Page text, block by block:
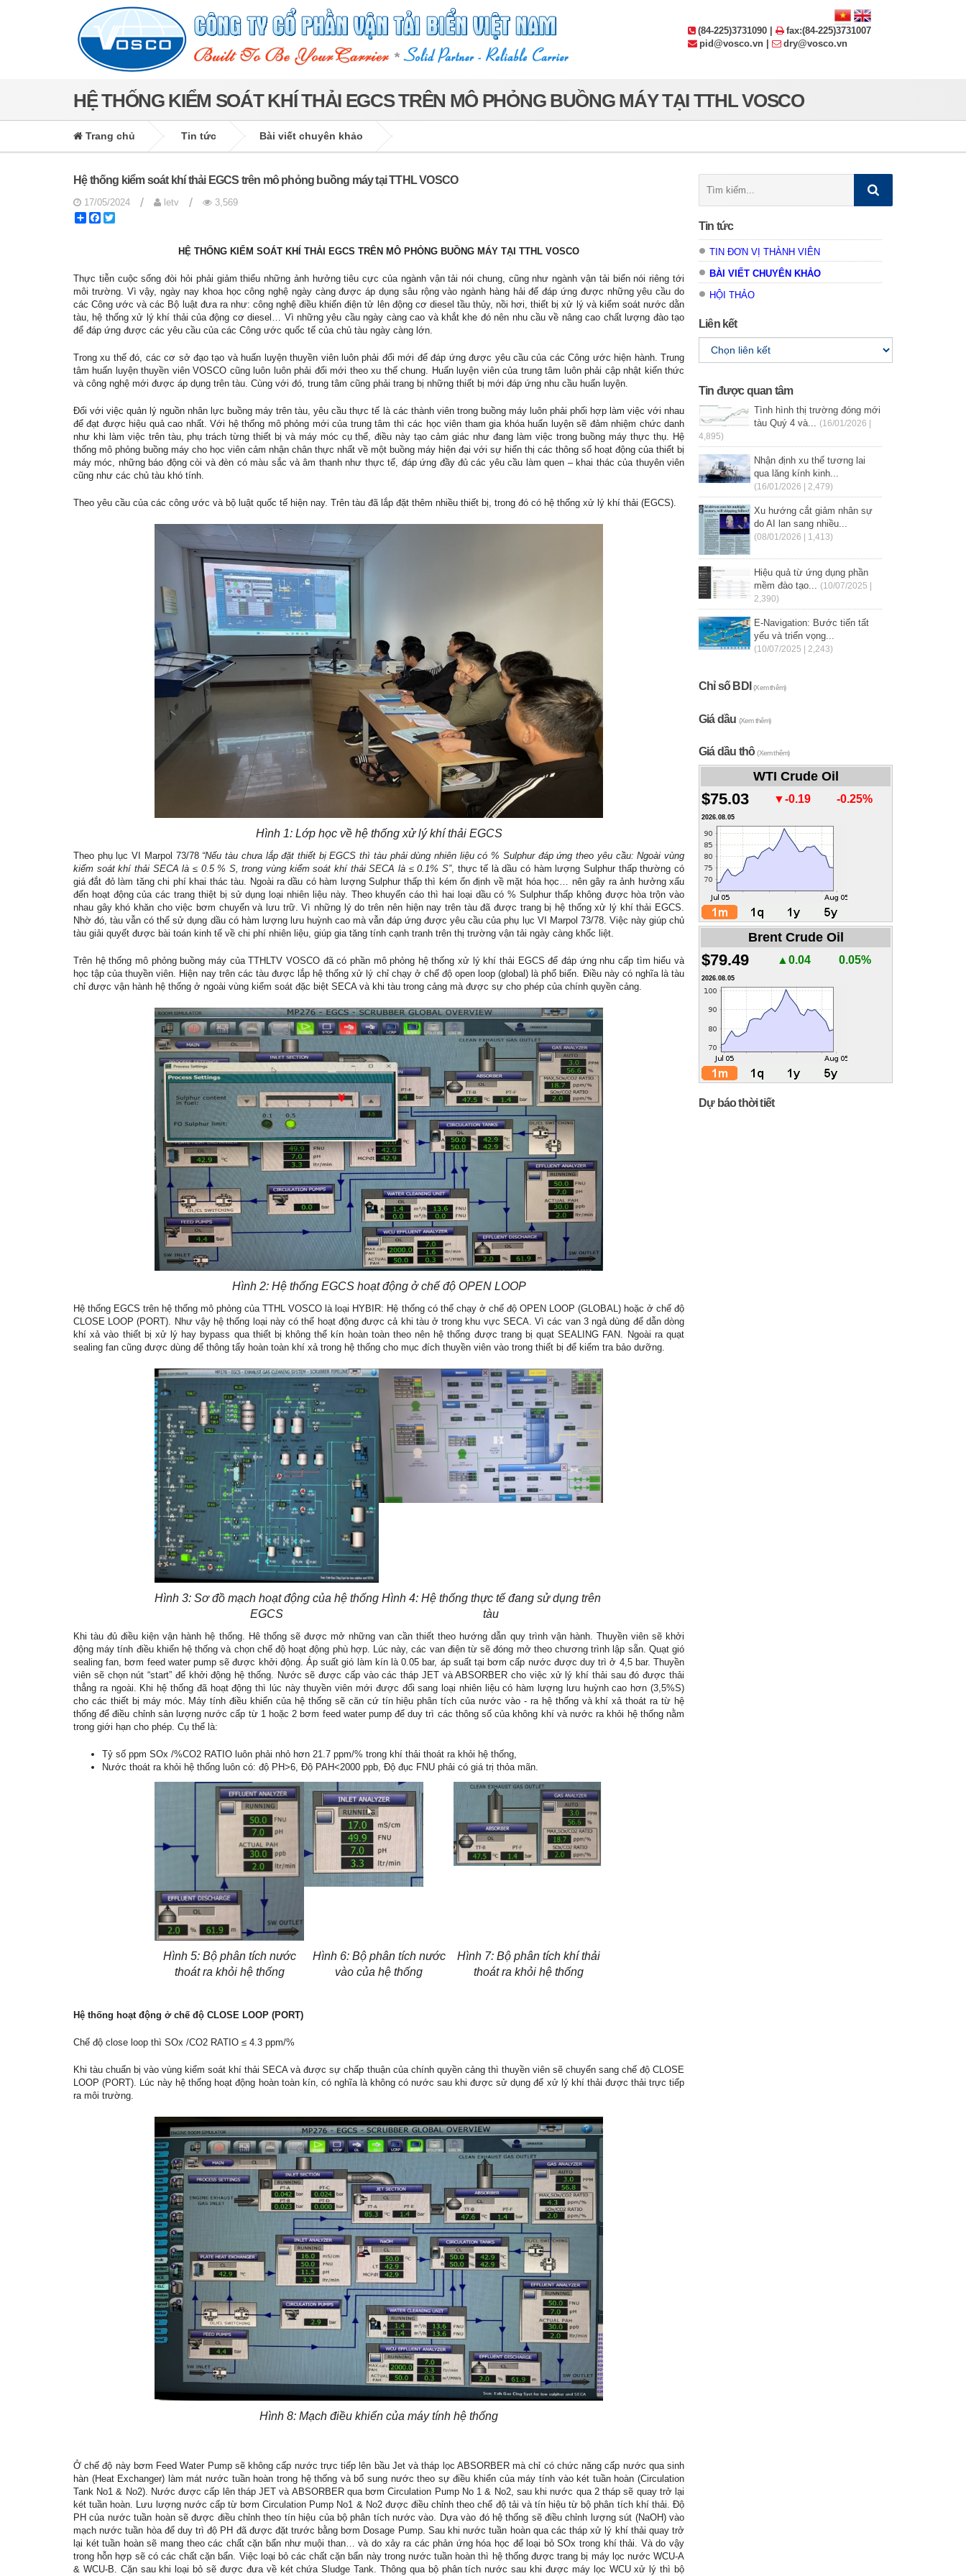
(84-225)3731090 |
fax:(84-225)3731007
pid@vosco.vn |
dry@vosco.vn
HỆ THỐNG KIỂM SOÁT KHÍ THẢI EGCS TRÊN MÔ PHỎNG BUỒNG MÁY TẠI TTHL VOSCO
Trang chủ Tin tức Bài viết chuyên khảo
Hệ thống kiểm soát khí thải EGCS trên mô phỏng buồng máy tại TTHL VOSCO
17/05/2024 / letv /
3,569
ShareFacebook
HỆ THỐNG KIỂM SOÁT KHÍ THẢI EGCS TRÊN MÔ PHỎNG BUỒNG MÁY TẠI TTHL VOSCO
Thực tiễn cuộc sống đòi hỏi phải giảm thiểu những ảnh hưởng tiêu cực của ngành vận tải nói chung, cũng như ngành vận tải biển nói riêng tới
môi trường. Vì vậy, ngày nay khoa học công nghệ ngày càng được áp dụng sâu rộng vào ngành hàng hải để đáp ứng được những yêu cầu do
các Công ước và các Bộ luật đưa ra như: công nghệ điều khiển điện tử lên động cơ diesel tầu thủy, nồi hơi, thiết bị xử lý và kiểm soát nước dằn
tàu, hệ thống xử lý khí thải của động cơ diesel… Vì những yêu cầu ngày càng cao và khắt khe đó nên nhu cầu về nâng cao chất lượng đào tạo
để đáp ứng được các yêu cầu của các Công ước quốc tế của chủ tàu ngày càng lớn.
Trong xu thế đó, các cơ sở đạo tạo và huấn luyện thuyền viên luôn phải đổi mới để đáp ứng được yêu cầu của các Công ước hiện hành. Trung
tâm huấn luyện thuyền viên VOSCO cũng luôn luôn phải đổi mới theo xu thế chung. Huấn luyện viên của trung tâm luôn phải cập nhật kiến thức
và công nghệ mới được áp dụng trên tàu. Cùng với đó, trung tâm cũng phải trang bị những thiết bị mới đáp ứng nhu cầu huấn luyện.
Đối với việc quản lý nguồn nhân lực buồng máy trên tàu, yêu cầu thực tế là các thành viên trong buồng máy luôn phải phối hợp làm việc với nhau
để đạt được hiệu quả cao nhất. Với hệ thống mô phỏng mới của trung tâm thì các học viên tham gia khóa huấn luyện sẽ đảm nhiệm chức danh
như khi làm việc trên tàu, phụ trách từng thiết bị và máy móc cụ thể, điều này tạo cảm giác như đang làm việc trong buồng máy thực thụ. Hệ
thống mô phỏng buồng máy cho học viên cảm nhận chân thực nhất về một buồng máy hiện đại với sự hiển thị các thông số hoạt động của thiết bị
máy móc, những báo động còi và đèn có màu sắc và âm thanh như thực tế, đáp ứng đầy đủ các yêu cầu làm quen – khai thác của thuyên viên
cũng như các chủ tàu khó tính.
Theo yêu cầu của các công ước và bộ luật quốc tế hiện nay. Trên tàu đã lắp đặt thêm nhiều thiết bị, trong đó có hệ thống xử lý khí thải (EGCS).
Hình 1: Lớp học về hệ thống xử lý khí thải EGCS
Theo phụ lục VI Marpol 73/78 “Nếu tàu chưa lắp đặt thiết bị EGCS thì tàu phải dùng nhiên liệu có % Sulphur đáp ứng theo yêu cầu: Ngoài vùng
kiểm soát khí thải SECA là ≤ 0.5 % S, trong vùng kiểm soát khí thải SECA là ≤ 0.1% S”, thực tế là dầu có hàm lượng Sulphur thấp thường có
giá đắt đỏ làm tăng chi phí khai thác tàu. Ngoài ra dầu có hàm lượng Sulphur thấp thì kém ổn định về mặt hóa học… nên gây ra ảnh hưởng xấu
đến hoạt động của các trang thiệt bị sử dụng loại nhiên liệu này. Theo khuyến cáo thì hai loại dầu có % Sulphur thấp không được hòa trộn vào
nhau gây khó khăn cho việc bơm chuyển và lưu trữ. Vì những lý do trên nên hiện nay trên tàu đã được trang bị hệ thống xử lý khí thải EGCS.
Nhờ đó, tàu vẫn có thể sử dụng dầu có hàm lượng lưu huỳnh cao mà vẫn đáp ứng được yêu cầu của phụ lục VI Marpol 73/78. Việc này giúp chủ
tàu giải quyết được bài toán kinh tế về chi phí nhiên liệu, giúp gia tăng tính cạnh tranh trên thị trường vận tải ngày càng khốc liệt.
Trên hệ thống mô phỏng buồng máy của TTHLTV VOSCO đã có phần mô phỏng hệ thống xử lý khí thải EGCS để đáp ứng nhu cấp tìm hiểu và
học tập của thuyền viên. Hiện nay trên các tàu được lắp hệ thống xử lý chỉ chạy ở chế độ open loop (global) là phổ biến. Điều này có nghĩa là tàu
chỉ được vận hành hệ thống ở ngoài vùng kiểm soát đặc biệt SECA và khi tàu trong cảng mà được sự cho phép của chính quyền cảng.
Hình 2: Hệ thống EGCS hoạt động ở chế độ OPEN LOOP
Hệ thống EGCS trên hệ thống mô phỏng của TTHL VOSCO là loại HYBIR: Hệ thống có thể chạy ở chế độ OPEN LOOP (GLOBAL) hoặc ở chế độ
CLOSE LOOP (PORT). Như vậy hệ thống loại này có thể hoạt động được cả khi tàu ở trong khu vực SECA. Vì các van 3 ngả dùng để dẫn dòng
khí xả vào thiết bị xử lý hay bypass qua thiết bị không thể kín hoàn toàn theo nên hệ thống được trang bị quạt SEALING FAN. Ngoài ra quạt
sealing fan cũng được dùng để thông tẩy hoàn toàn khí xả trong hệ thống cho mục đích thuyền viên vào trong thiết bị để kiểm tra bảo dưỡng.
Hình 3: Sơ đồ mạch hoạt động của hệ thống
EGCS
Hình 4: Hệ thống thực tế đang sử dụng trên
tàu
Khi tàu đủ điều kiện vận hành hệ thống. Hê thống sẽ được mở những van cần thiết theo hướng dẫn quy trình vận hành. Thuyền viên sẽ khởi
động máy tính điều khiển hệ thống và chọn chế độ hoạt động phù hợp. Lúc này, các van điện từ sẽ đóng mở theo chương trình lập sẵn. Quạt gió
sealing fan, bơm feed water pump sẽ được khởi động. Áp suất gió làm kín là 0.05 bar, áp suất tại bơm cấp nước được duy trì ở 4,5 bar. Thuyền
viên sẽ chọn nút “start” để khởi động hệ thống. Nước sẽ được cấp vào các tháp JET và ABSORBER cho việc xử lý khí thải sau đó được thải
thẳng ra ngoài. Khi hệ thống đã hoạt động thì lúc này thuyền viên mới được đổi sang loại nhiên liệu có hàm lượng lưu huỳnh cao hơn (3,5%S)
cho các thiết bị máy móc. Máy tính điều khiển của hệ thống sẽ căn cứ tín hiệu phân tích của nước vào - ra hệ thống và khí xả thoát ra từ hệ
thống để điều chỉnh sản lượng nước cấp từ 1 hoặc 2 bơm feed water pump để duy trì các thông số của không khí và nước ra khỏi hệ thống nằm
trong giới hạn cho phép. Cụ thể là:
Tỷ số ppm SOx /%CO2 RATIO luôn phải nhỏ hơn 21.7 ppm/% trong khí thải thoát ra khỏi hệ thống,
Nước thoát ra khỏi hệ thống luôn có: độ PH>6, Độ PAH<2000 ppb, Độ đục FNU phải có giá trị thỏa mãn.
Hình 5: Bộ phân tích nước
thoát ra khỏi hệ thống
Hình 6: Bộ phân tích nước
vào của hệ thống
Hình 7: Bộ phân tích khí thải
thoát ra khỏi hệ thống
Hệ thống hoạt động ở chế độ CLOSE LOOP (PORT)
Chế độ close loop thì SOx /CO2 RATIO ≤ 4.3 ppm/%
Khi tàu chuẩn bị vào vùng kiểm soát khí thải SECA và được sự chấp thuận của chính quyền cảng thì thuyền viên sẽ chuyển sang chế độ CLOSE
LOOP (PORT). Lúc này hệ thống hoạt động hoàn toàn kín, có nghĩa là không có nước sau khi được sử dụng để xử lý khí thải được thải trực tiếp
ra môi trường.
Hình 8: Mạch điều khiển của máy tính hệ thống
Ở chế độ này bơm Feed Water Pump sẽ không cấp nước trực tiếp lên bầu Jet và tháp lọc ABSORBER mà chỉ có chức năng cấp nước qua sinh
hàn (Heat Exchanger) làm mát nước tuần hoàn trong hệ thống và bổ sung nước theo sự điều khiển của máy tính vào két tuần hoàn (Circulation
Tank No1 & No2). Nước được cấp lên tháp JET và ABSORBER qua bơm Circulation Pump No 1 & No2, sau khi nước qua 2 tháp sẽ quay trở lại
két tuần hoàn. Lưu lượng nước cấp từ bơm Circulation Pump No1 & No2 được điều chỉnh theo chế độ tải và tín hiệu từ bộ phân tích khí thải. Độ
PH của nước tuần hoàn sẽ được điều chỉnh theo tín hiệu của bộ phân tích nước vào. Dựa vào đó hệ thống sẽ điều chỉnh lượng sút (NaOH) vào
mạch nước tuần hòa để duy trì độ PH đã được đặt trước bằng bơm Dosage Pump. Sau khi nước tuần hoàn qua các tháp xử lý khí thải quay trở
lại két tuần hoàn sẽ mang theo các chất cặn bẩn như muội than… và do xảy ra các phản ứng hóa học để loại bỏ SOx trong khí thải. Và do vậy
trong hỗn hợp sẽ có các chất cặn bẩn. Việc loại bỏ các chất cặn bẩn này trong nước tuần hoàn thì hệ thống được trang bị máy lọc nước WCU-A
& WCU-B. Cặn sau khi loại bỏ sẽ được đưa về két chứa Sludge Tank. Thông qua bộ phân tích nước sau khi được máy lọc WCU xử lý thì bộ
kiếm:
Tin tức
TIN ĐƠN VỊ THÀNH VIÊN
BÀI VIẾT CHUYÊN KHẢO
HỘI THẢO
Liên kết
Tin được quan tâm
Tình hình thị trường đóng mới
tàu Quý 4 và... (16/01/2026 |
4,895)
Nhận định xu thế tương lai
qua lăng kính kinh...
(16/01/2026 | 2,479)
Xu hướng cắt giảm nhân sự
do AI lan sang nhiều...
(08/01/2026 | 1,413)
Hiệu quả từ ứng dụng phần
mềm đào tạo... (10/07/2025 |
2,390)
E-Navigation: Bước tiến tất
yếu và triển vọng...
(10/07/2025 | 2,243)
Chỉ số BDI(Xem thêm)
Giá dầu (Xem thêm)
Giá dầu thô(Xem thêm)
WTI Crude Oil
$75.03 ▼-0.19 -0.25%
2026.08.05
Brent Crude Oil
$79.49 ▲0.04 0.05%
2026.08.05
Dự báo thời tiết